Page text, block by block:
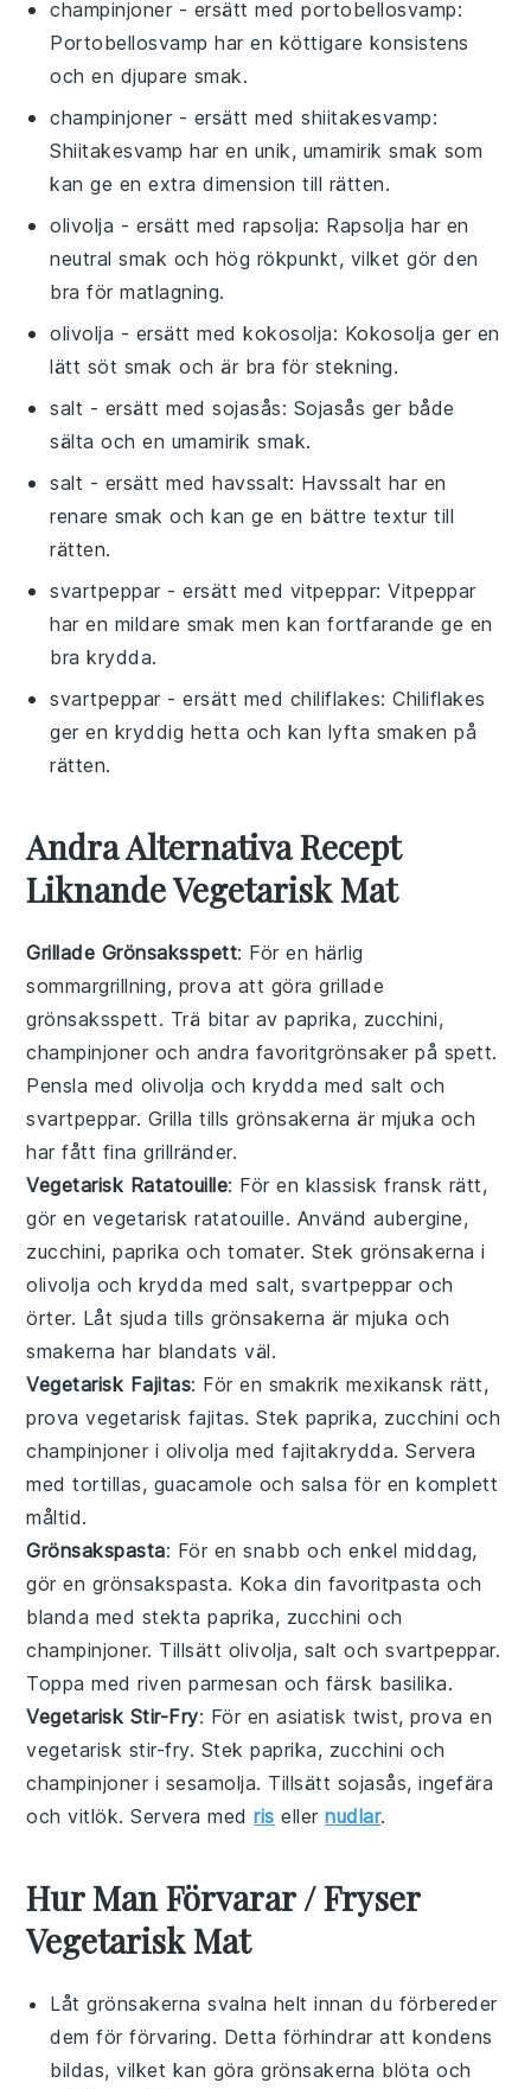
champinjoner - ersätt medportobellosvamp:
Portobellosvamp har en köttigare konsistens
och en djupare smak.
champinjoner - ersätt medshiitakesvamp:
Shiitakesvamp har en unik, umamirik smak som
kan ge en extra dimension till rätten.
olivolja - ersätt medrapsolja: Rapsolja har en
neutral smak och hög rökpunkt, vilket gör den
bra för matlagning.
olivolja - ersätt medkokosolja: Kokosolja ger en
lätt söt smak och är bra för stekning.
salt - ersätt medsojasås: Sojasås ger både
sälta och en umamirik smak.
salt - ersätt medhavssalt: Havssalt har en
renare smak och kan ge en bättre textur till
rätten.
svartpeppar - ersätt med vitpeppar: Vitpeppar
har en mildare smak men kan fortfarande ge en
bra krydda.
svartpeppar - ersätt med chiliflakes: Chiliflakes
ger en kryddig hetta och kan lyfta smaken på
rätten.
Andra Alternativa Recept
Liknande Vegetarisk Mat
Grillade Grönsaksspett: För en härlig
sommargrillning, prova att göra grillade
grönsaksspett. Trä bitar avpaprika, zucchini,
champinjoner och andra favoritgrönsaker på spett.
Pensla med olivolja och krydda med salt och
svartpeppar. Grilla tills grönsakerna är mjuka och
har fått fina grillränder.
Vegetarisk Ratatouille: För en klassisk fransk rätt,
gör en vegetarisk ratatouille. Användaubergine,
zucchini,paprika ochtomater. Stek grönsakerna i
olivolja och krydda medsalt,svartpeppar och
örter. Låt sjuda tills grönsakerna är mjuka och
smakerna har blandats väl.
Vegetarisk Fajitas: För en smakrik mexikansk rätt,
prova vegetarisk fajitas. Stek paprika, zucchini och
champinjoner i olivolja medfajitakrydda. Servera
medtortillas, guacamole och salsa för en komplett
måltid.
Grönsakspasta: För en snabb och enkel middag,
gör en grönsakspasta. Koka din favoritpasta och
blanda med stektapaprika, zucchini och
champinjoner. Tillsätt olivolja, salt ochsvartpeppar.
Toppa med rivenparmesan och färsk basilika.
Vegetarisk Stir-Fry: För en asiatisk twist, prova en
vegetarisk stir-fry. Stekpaprika, zucchini och
champinjoner i sesamolja. Tillsätt sojasås,ingefära
ochvitlök. Servera medris ellernudlar.
Hur Man Förvarar / Fryser
Vegetarisk Mat
Låtgrönsakerna svalna helt innan du förbereder
dem för förvaring. Detta förhindrar att kondens
bildas, vilket kan göragrönsakerna blöta och